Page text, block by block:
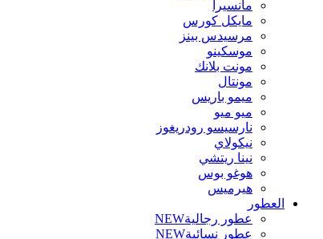
مانسيرا
مايكل كورس
مرسيدس بينز
موسكينو
مونت بلانك
مونتال
ميمو باريس
ميو ميو
نارسيسو رودريغوز
نيكولاي
نينا ريتشي
هوغو بوس
هيرميس
العطور
عطور رجاليةNEW
عطور نسائيةNEW